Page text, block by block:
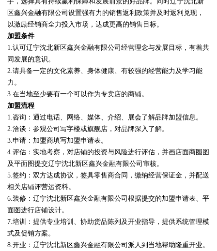
区鑫兴金融有限公司设置强有力的销售返利政策并及时返利兑现，
以激励经销商全力投入市场，达成更高的销售目标。
加盟条件
1.认可辽宁沈北新区鑫兴金融有限公司经营理念与发展目标，有着共
同发展的意识。
2.请具备一定的文化素养、身体健康、有较强的经营能力及学习能
力。
3.在当地至少要有一个可以作为专卖店的商铺。
加盟流程
1.咨询：通过电话、网络、媒体、介绍、展会了解品牌加盟信息。
2.洽谈：参观公司写字楼或旗舰店，对品牌深入了解。
3.申请：加盟商填写加盟申请表。
4.评估：实地考察，对店铺的投资与风险进行评估，并画店面商圈图
及平面图提交辽宁沈北新区鑫兴金融有限公司审核。
5.签约：双方达成协议，签具零售商合同，缴纳经营保证金，并配送
相关店铺评营运资料。
6.装修：辽宁沈北新区鑫兴金融有限公司根据提交的加盟申请表、平
面图进行店铺设计。
7.培训：提供专业培训、协助货品陈列及开业指导，提供系统管理模
式及促销方案。
8.开业：辽宁沈北新区鑫兴金融有限公司派人到当地帮助隆重开业。